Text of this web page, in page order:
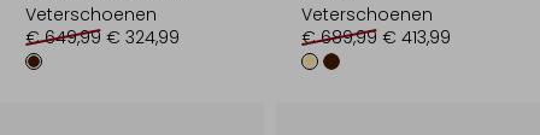
Veterschoenen
€ 649,99 € 324,99
Veterschoenen
€ 689,99 € 413,99